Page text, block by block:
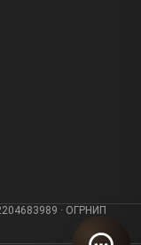
· ОГРНИП